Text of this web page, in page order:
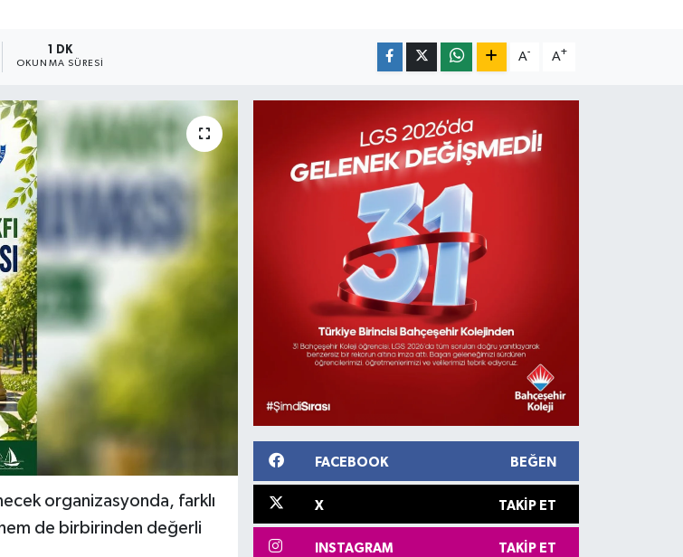
1 DK
OKUNMA SÜRESI
A- A+
organizasyonda, farklı
de birbirinden değerli
FACEBOOK BEĞEN
X TAKIP ET
INSTAGRAM TAKIP ET